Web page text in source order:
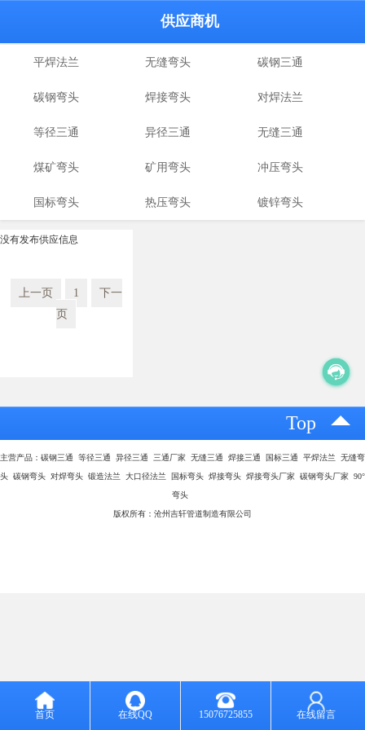
供应商机
平焊法兰 无缝弯头 碳钢三通
碳钢弯头 焊接弯头 对焊法兰
等径三通 异径三通 无缝三通
煤矿弯头 矿用弯头 冲压弯头
国标弯头 热压弯头 镀锌弯头
没有发布供应信息
上一页 1
下一
页
Top
主营产品：碳钢三通 等径三通 异径三通 三通厂家 无缝三通 焊接三通 国标三通 平焊法兰 无缝弯
头 碳钢弯头 对焊弯头 锻造法兰 大口径法兰 国标弯头 焊接弯头 焊接弯头厂家 碳钢弯头厂家 90°
弯头
版权所有：沧州吉轩管道制造有限公司
首页 在线QQ 15076725855 在线留言